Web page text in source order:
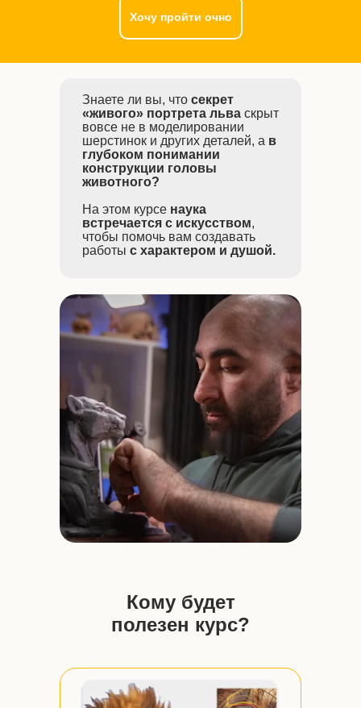
Хочу пройти очно
Знаете ли вы, что секрет
«живого» портрета льва скрыт
вовсе не в моделировании
шерстинок и других деталей, а в
глубоком понимании
конструкции головы
животного?
На этом курсе наука
встречается с искусством,
чтобы помочь вам создавать
работы с характером и душой.
Кому будет
полезен курс?